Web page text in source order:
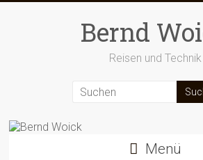
Bernd
Reisen und Technik
Menü